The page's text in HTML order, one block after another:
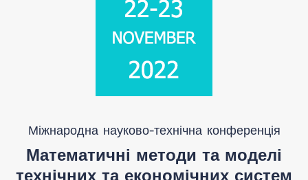
Міжнародна науково-технічна конференція
Математичні методи та моделі